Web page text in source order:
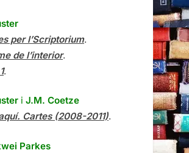
per l’Scriptorium.
de l’interior.
.
i J.M. Coetze
Cartes (2008-2011).
Parkes